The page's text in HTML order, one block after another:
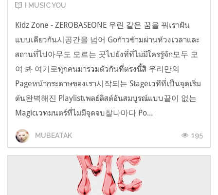
I MUSIC YOU
Kidz Zone - ZEROBASEONE 우린 같은 꿈을 꿔เราฝัน
แบบเดียวกัน시공간을 넘어 Goก้าวข้ามผ่านห้วงเวลาและ
สถานที่ไป아무도 모르는 곳ไปยังที่ที่ไม่มีใครรู้จัก모두 모
여 봐 여기로ทุกคนมารวมตัวกันที่ตรงนี้สิ 우리만의
Pageหน้ากระดาษของเรา시작되는 Stageเวทีที่เป็นจุดเริ่ม
ต้น완벽해진 Playlistเพลย์ลิสต์อันสมบูรณ์แบบ끝이 없는
Magicเวทมนตร์ที่ไม่มีจุดจบ찰나마다 Po...
MUBEATAK 195